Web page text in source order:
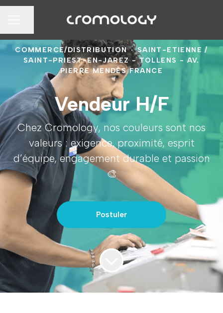
Partager la page
COMMERCE/DISTRIBUTION · SAINT-ETIENNE /
SAINT-PRIEST-EN-JAREZ - TOLLENS - AV.
PIERRE MENDÈS FRANCE
Vendeur H/F
Chez Cromology, nos couleurs sont nos
valeurs : exigence, proximité, esprit
d’équipe, engagement durable et passion
🎨
Postuler